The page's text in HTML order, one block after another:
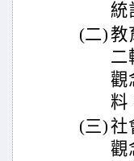
統
(二)教
二
觀
料
(三)社
觀